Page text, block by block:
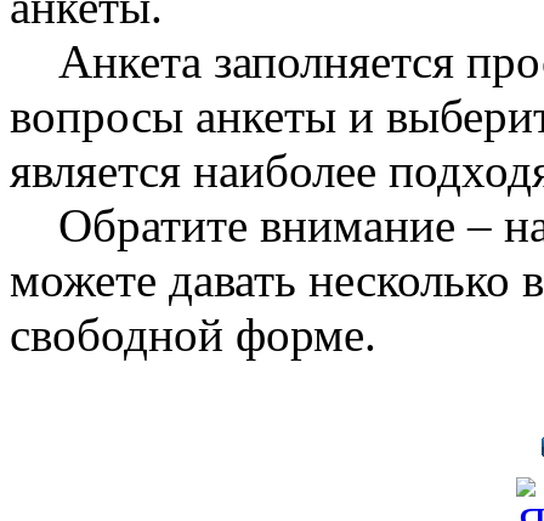
Анкета заполняется
вопросы анкеты и
является наиболее
Обратите внимание –
можете давать несколько
свободной форме.